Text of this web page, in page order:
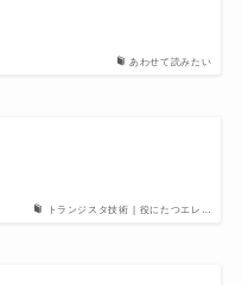
あわせて読みたい
トランジスタ技術 | 役にたつエレ…